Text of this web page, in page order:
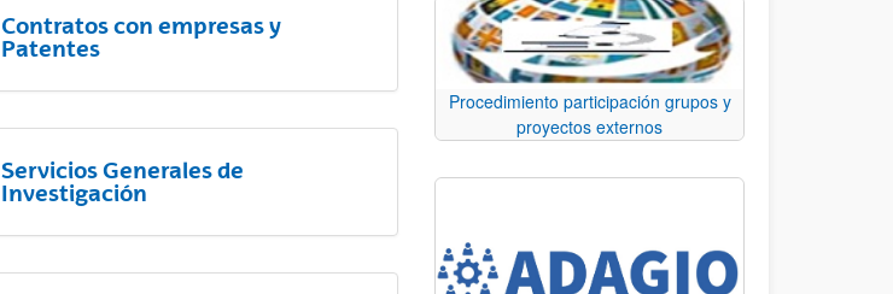
Contratos con empresas y
Patentes
Servicios Generales de
Investigación
Procedimiento participación grupos y
proyectos externos